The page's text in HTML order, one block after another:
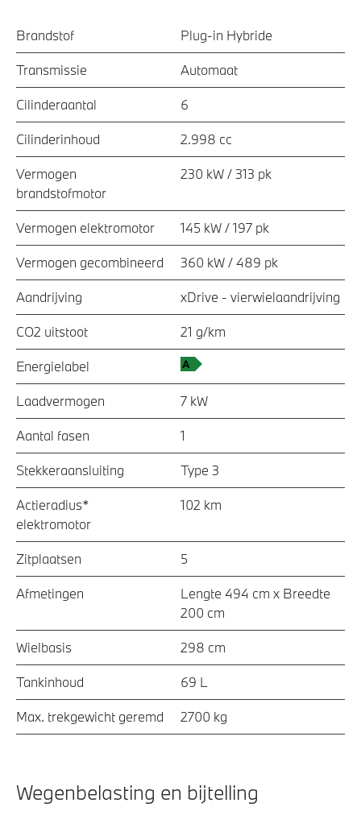
Brandstof Plug-in Hybride
Transmissie Automaat
Cilinderaantal 6
Cilinderinhoud 2.998 cc
Vermogen
brandstofmotor
230 kW / 313 pk
Vermogen elektromotor 145 kW / 197 pk
Vermogen gecombineerd 360 kW / 489 pk
Aandrijving xDrive - vierwielaandrijving
CO2 uitstoot 21 g/km
Energielabel
Laadvermogen 7 kW
Aantal fasen 1
Stekkeraansluiting Type 3
Actieradius*
elektromotor
102 km
Zitplaatsen 5
Afmetingen
Lengte 494 cm x Breedte
200 cm
Wielbasis 298 cm
Tankinhoud 69 L
Max. trekgewicht geremd 2700 kg
Wegenbelasting en bijtelling